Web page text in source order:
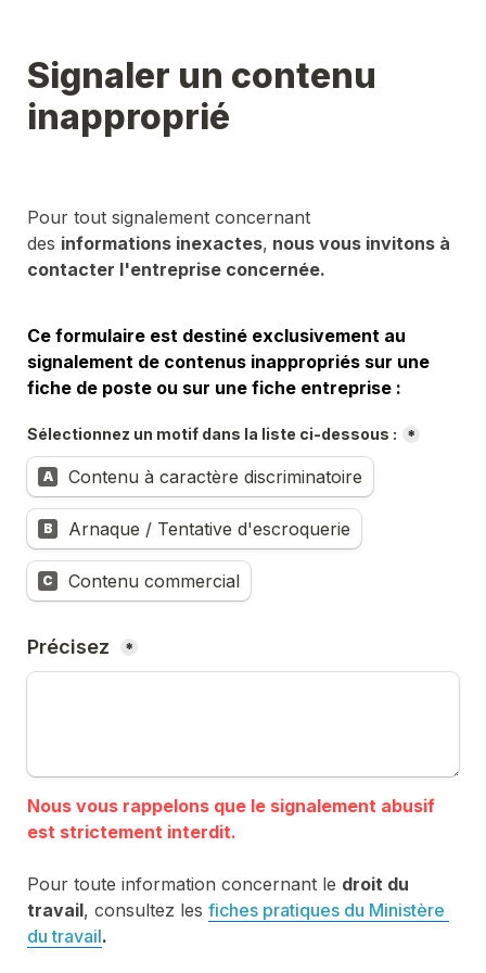
Signaler un contenu
inapproprié
Pour tout signalement concernant
des informations inexactes, nous vous invitons à
contacter l'entreprise concernée.
Ce formulaire est destiné exclusivement au
signalement de contenus inappropriés sur une
fiche de poste ou sur une fiche entreprise :
Sélectionnez un motif dans la liste ci-dessous : *
A Contenu à caractère discriminatoire
B Arnaque / Tentative d'escroquerie
C Contenu commercial
Précisez *
Nous vous rappelons que le signalement abusif
Pour toute information concernant le droit du
travail, consultez les fiches pratiques du Ministère
du travail